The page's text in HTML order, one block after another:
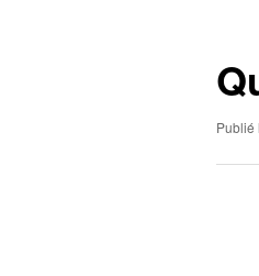
Publié